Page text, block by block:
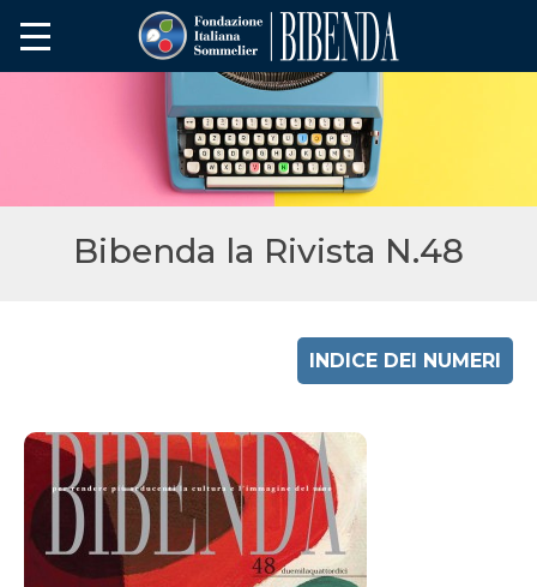
Bibenda la Rivista N.48
INDICE DEI NUMERI